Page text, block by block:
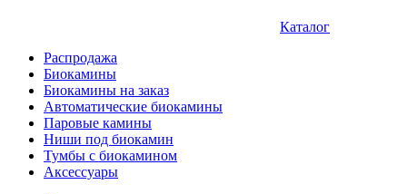
Каталог
Распродажа
Биокамины
Биокамины на заказ
Автоматические биокамины
Паровые камины
Ниши под биокамин
Тумбы с биокамином
Аксессуары